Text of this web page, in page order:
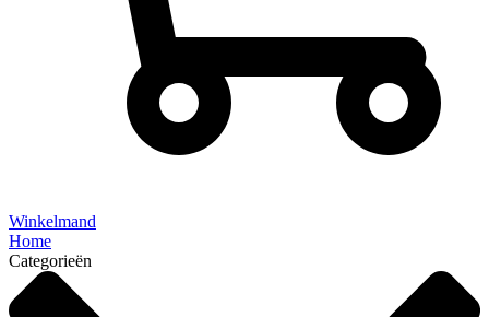
Winkelmand
Home
Categorieën